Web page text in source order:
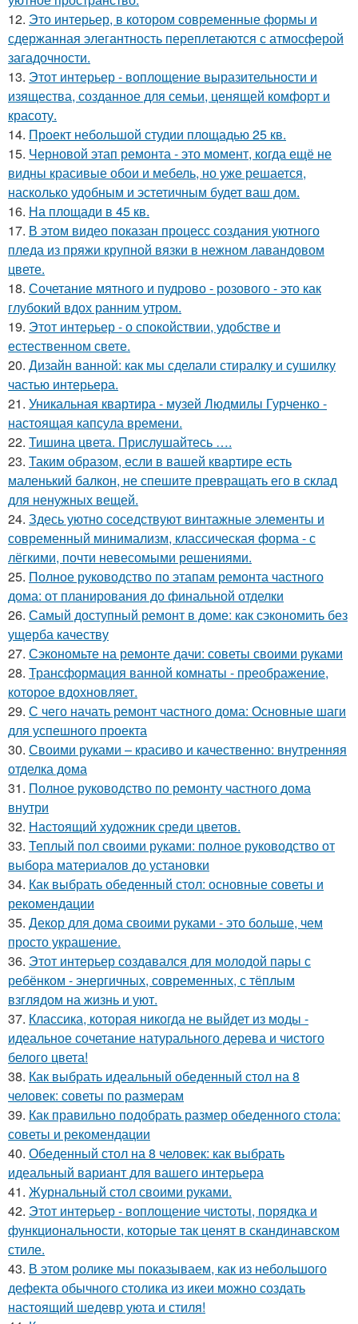
12. Это интерьер, в котором современные формы и
сдержанная элегантность переплетаются с атмосферой
загадочности.
13. Этот интерьер - воплощение выразительности и
изящества, созданное для семьи, ценящей комфорт и
красоту.
14. Проект небольшой студии площадью 25 кв.
15. Черновой этап ремонта - это момент, когда ещё не
видны красивые обои и мебель, но уже решается,
насколько удобным и эстетичным будет ваш дом.
16. На площади в 45 кв.
17. В этом видео показан процесс создания уютного
пледа из пряжи крупной вязки в нежном лавандовом
цвете.
18. Сочетание мятного и пудрово - розового - это как
глубокий вдох ранним утром.
19. Этот интерьер - о спокойствии, удобстве и
естественном свете.
20. Дизайн ванной: как мы сделали стиралку и сушилку
частью интерьера.
21. Уникальная квартира - музей Людмилы Гурченко -
настоящая капсула времени.
22. Тишина цвета. Прислушайтесь ….
23. Таким образом, если в вашей квартире есть
маленький балкон, не спешите превращать его в склад
для ненужных вещей.
24. Здесь уютно соседствуют винтажные элементы и
современный минимализм, классическая форма - с
лёгкими, почти невесомыми решениями.
25. Полное руководство по этапам ремонта частного
дома: от планирования до финальной отделки
26. Самый доступный ремонт в доме: как сэкономить без
ущерба качеству
27. Сэкономьте на ремонте дачи: советы своими руками
28. Трансформация ванной комнаты - преображение,
которое вдохновляет.
29. С чего начать ремонт частного дома: Основные шаги
для успешного проекта
30. Своими руками – красиво и качественно: внутренняя
отделка дома
31. Полное руководство по ремонту частного дома
внутри
32. Настоящий художник среди цветов.
33. Теплый пол своими руками: полное руководство от
выбора материалов до установки
34. Как выбрать обеденный стол: основные советы и
рекомендации
35. Декор для дома своими руками - это больше, чем
просто украшение.
36. Этот интерьер создавался для молодой пары с
ребёнком - энергичных, современных, с тёплым
взглядом на жизнь и уют.
37. Классика, которая никогда не выйдет из моды -
идеальное сочетание натурального дерева и чистого
белого цвета!
38. Как выбрать идеальный обеденный стол на 8
человек: советы по размерам
39. Как правильно подобрать размер обеденного стола:
советы и рекомендации
40. Обеденный стол на 8 человек: как выбрать
идеальный вариант для вашего интерьера
41. Журнальный стол своими руками.
42. Этот интерьер - воплощение чистоты, порядка и
функциональности, которые так ценят в скандинавском
стиле.
43. В этом ролике мы показываем, как из небольшого
дефекта обычного столика из икеи можно создать
настоящий шедевр уюта и стиля!